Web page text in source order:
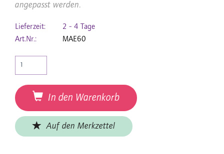
angepasst werden.
Lieferzeit:
2 - 4 Tage
Art.Nr.:
MAE60
In den Warenkorb
Auf den Merkzettel